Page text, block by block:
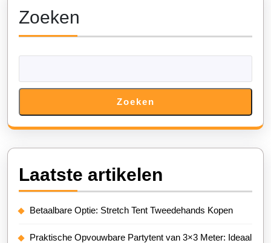
Zoeken
Zoeken
Laatste artikelen
Betaalbare Optie: Stretch Tent Tweedehands Kopen
Praktische Opvouwbare Partytent van 3×3 Meter: Ideaal